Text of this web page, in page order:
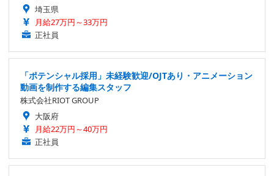
埼玉県
月給27万円～33万円
正社員
「ポテンシャル採用」未経験歓迎/OJTあり・アニメーション
動画を制作する編集スタッフ
株式会社RIOT GROUP
大阪府
月給22万円～40万円
正社員